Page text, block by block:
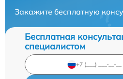
Закажите бесплатную
Бесплатная
специалистом